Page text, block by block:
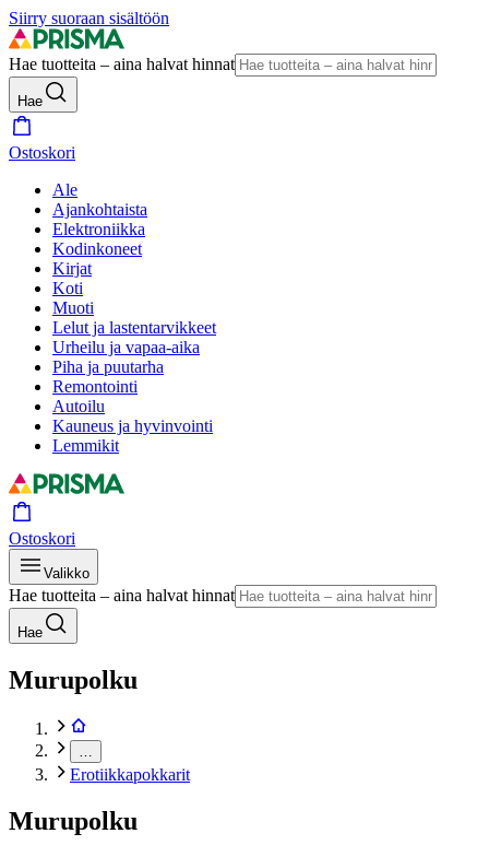
Siirry suoraan sisältöön
Hae tuotteita – aina halvat hinnat
Hae
Ostoskori
Ale
Ajankohtaista
Elektroniikka
Kodinkoneet
Kirjat
Koti
Muoti
Lelut ja lastentarvikkeet
Urheilu ja vapaa-aika
Piha ja puutarha
Remontointi
Autoilu
Kauneus ja hyvinvointi
Lemmikit
Ostoskori
Valikko
Hae tuotteita – aina halvat hinnat
Hae
Murupolku
Erotiikkapokkarit
Murupolku